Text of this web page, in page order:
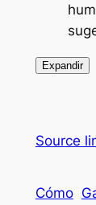
Expandir
Source
Cómo